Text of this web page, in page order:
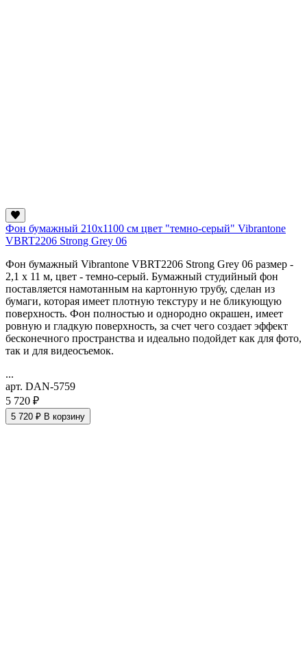
Фон бумажный 210x1100 см цвет "темно-серый" Vibrantone
VBRT2206 Strong Grey 06
Фон бумажный Vibrantone VBRT2206 Strong Grey 06 размер -
2,1 x 11 м, цвет - темно-серый. Бумажный студийный фон
поставляется намотанным на картонную трубу, сделан из
бумаги, которая имеет плотную текстуру и не бликующую
поверхность. Фон полностью и однородно окрашен, имеет
ровную и гладкую поверхность, за счет чего создает эффект
бесконечного пространства и идеально подойдет как для фото,
так и для видеосъемок.
...
арт. DAN-5759
5 720 ₽
5 720 ₽ В корзину